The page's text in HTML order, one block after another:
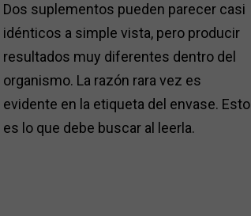
Dos suplementos pueden parecer casi
idénticos a simple vista, pero producir
resultados muy diferentes dentro del
organismo. La razón rara vez es
evidente en la etiqueta del envase. Esto
es lo que debe buscar al leerla.